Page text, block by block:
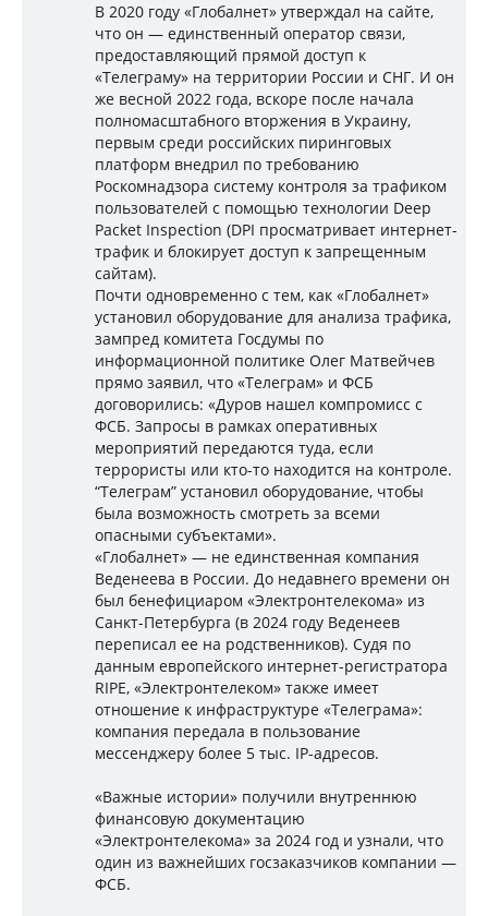
В 2020 году «Глобалнет» утверждал на сайте,
что он — единственный оператор связи,
предоставляющий прямой доступ к
«Телеграму» на территории России и СНГ. И он
же весной 2022 года, вскоре после начала
полномасштабного вторжения в Украину,
первым среди российских пиринговых
платформ внедрил по требованию
Роскомнадзора систему контроля за трафиком
пользователей с помощью технологии Deep
Packet Inspection (DPI просматривает интернет-
трафик и блокирует доступ к запрещенным
сайтам).
Почти одновременно с тем, как «Глобалнет»
установил оборудование для анализа трафика,
зампред комитета Госдумы по
информационной политике Олег Матвейчев
прямо заявил, что «Телеграм» и ФСБ
договорились: «Дуров нашел компромисс с
ФСБ. Запросы в рамках оперативных
мероприятий передаются туда, если
террористы или кто-то находится на контроле.
“Телеграм” установил оборудование, чтобы
была возможность смотреть за всеми
опасными субъектами».
«Глобалнет» — не единственная компания
Веденеева в России. До недавнего времени он
был бенефициаром «Электронтелекома» из
Санкт-Петербурга (в 2024 году Веденеев
переписал ее на родственников). Судя по
данным европейского интернет-регистратора
RIPE, «Электронтелеком» также имеет
отношение к инфраструктуре «Телеграма»:
компания передала в пользование
мессенджеру более 5 тыс. IP-адресов.
«Важные истории» получили внутреннюю
финансовую документацию
«Электронтелекома» за 2024 год и узнали, что
один из важнейших госзаказчиков компании —
ФСБ.